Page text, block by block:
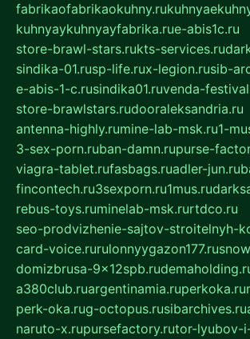
fabrikaofabrikaokuhny.ru
kuhnyaykuhnyayfabrika.rue-abis1c.ru
store-brawl-stars.rukts-services.ru
sindika-01.rusp-life.rux-legion.rusib-
e-abis-1-c.rusindika01.ruvenda-
store-brawlstars.rudooraleksandria.ru
antenna-highly.rumine-lab-msk.ru1-
3-sex-porn.ruban-damn.rupurse-
viagra-tablet.rufasbags.ruadler-jun.ru
fincontech.ru3sexporn.ru1mus.ru
rebus-toys.ruminelab-msk.rurtdco.ru
seo-prodvizhenie-sajtov-stroitelnyh-
card-voice.rurulonnyygazon177.ru
domizbrusa-9x12spb.ru
a380club.ruargentinamia.ruperkoka.ru
perk-oka.rug-octopus.rusibarchives.ru
naruto-x.rupursefactory.rutor-lyubov-